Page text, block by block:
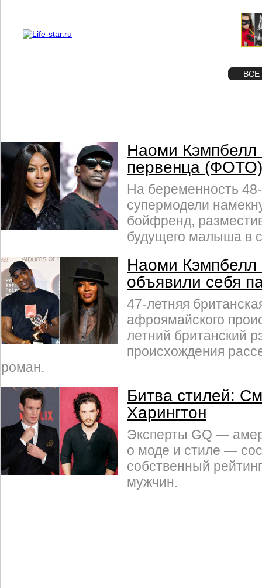
ВСЕ
Наоми Кэмпбелл
первенца (ФОТО)
На беременность
супермодели
бойфренд,
будущего малыша в
Наоми Кэмпбелл
объявили себя
47-летняя
афроямайского
летний британский
происхождения
роман.
Битва стилей:
Харингтон
Эксперты GQ —
о моде и стиле —
собственный
мужчин.